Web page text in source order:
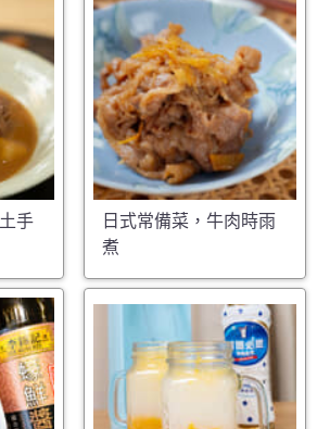
手
日式常備菜，牛肉時雨
煮